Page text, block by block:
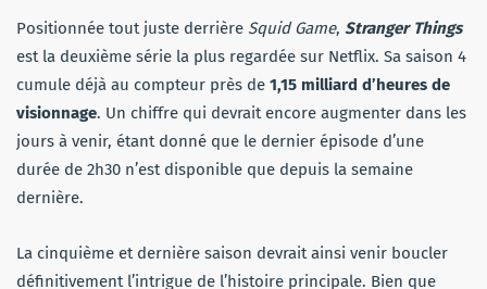
Positionnée tout juste derrière Squid Game, Stranger Things
est la deuxième série la plus regardée sur Netflix. Sa saison 4
cumule déjà au compteur près de 1,15 milliard d’heures de
visionnage. Un chiffre qui devrait encore augmenter dans les
jours à venir, étant donné que le dernier épisode d’une
durée de 2h30 n’est disponible que depuis la semaine
dernière.
La cinquième et dernière saison devrait ainsi venir boucler
définitivement l’intrigue de l’histoire principale. Bien que